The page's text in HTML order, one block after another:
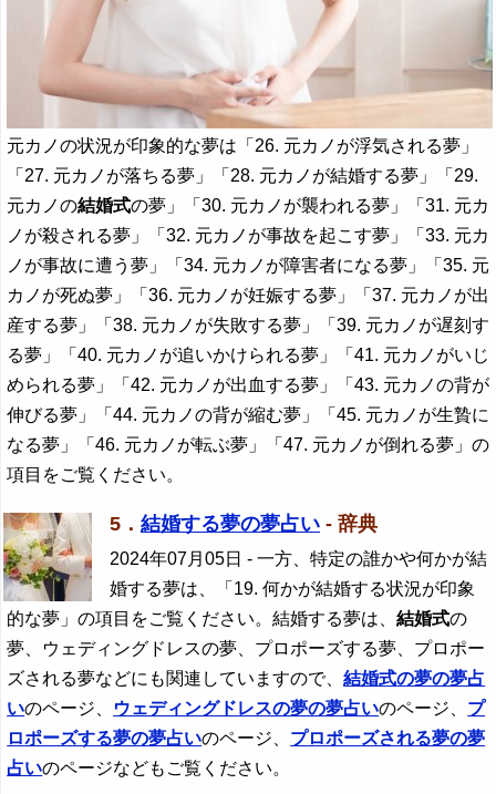
元カノの状況が印象的な夢は「26. 元カノが浮気される夢」
「27. 元カノが落ちる夢」「28. 元カノが結婚する夢」「29.
元カノの結婚式の夢」「30. 元カノが襲われる夢」「31. 元カ
ノが殺される夢」「32. 元カノが事故を起こす夢」「33. 元カ
ノが事故に遭う夢」「34. 元カノが障害者になる夢」「35. 元
カノが死ぬ夢」「36. 元カノが妊娠する夢」「37. 元カノが出
産する夢」「38. 元カノが失敗する夢」「39. 元カノが遅刻す
る夢」「40. 元カノが追いかけられる夢」「41. 元カノがいじ
められる夢」「42. 元カノが出血する夢」「43. 元カノの背が
伸びる夢」「44. 元カノの背が縮む夢」「45. 元カノが生贄に
なる夢」「46. 元カノが転ぶ夢」「47. 元カノが倒れる夢」の
項目をご覧ください。
5． 結婚する夢の夢占い - 辞典
2024年07月05日 - 一方、特定の誰かや何かが結
婚する夢は、「19. 何かが結婚する状況が印象
的な夢」の項目をご覧ください。結婚する夢は、結婚式の
夢、ウェディングドレスの夢、プロポーズする夢、プロポー
ズされる夢などにも関連していますので、結婚式の夢の夢占
いのページ、 ウェディングドレスの夢の夢占いのページ、 プ
ロポーズする夢の夢占いのページ、 プロポーズされる夢の夢
占いのページなどもご覧ください。